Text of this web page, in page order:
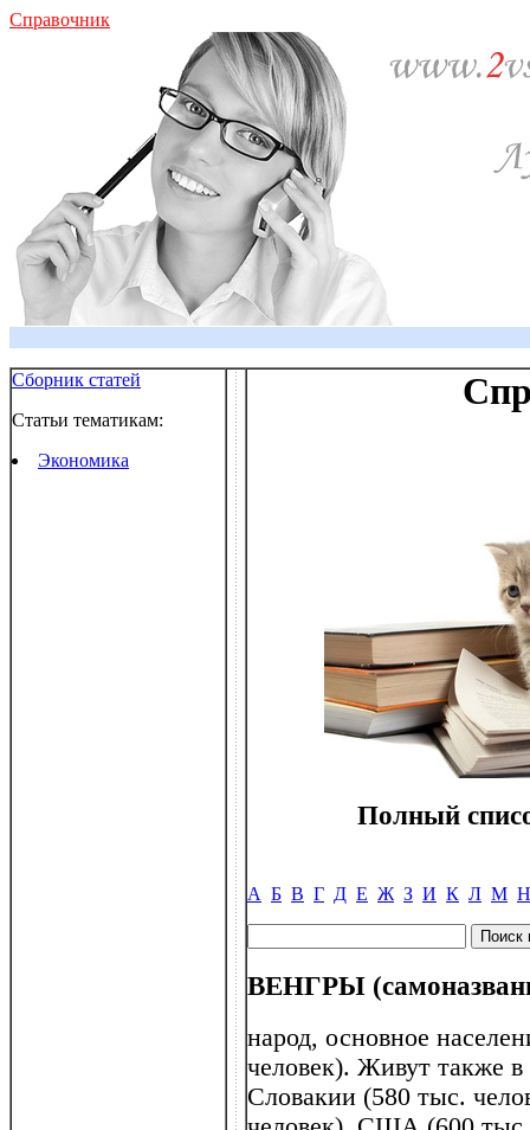
Справочник
Сборник статей
Статьи тематикам:
Экономика
Полный
А Б В Г Д Е Ж З И К Л М Н
ВЕНГРЫ
народ, основное
человек). Живут также
Словакии (580 тыс.